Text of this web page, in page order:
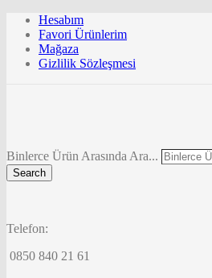
Hesabım
Favori Ürünlerim
Mağaza
Gizlilik Sözleşmesi
Binlerce Ürün Arasında Ara...
Search
Telefon:
0850 840 21 61